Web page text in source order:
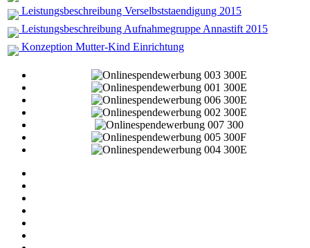
Leistungsbeschreibung Verselbststaendigung 2015
Leistungsbeschreibung Aufnahmegruppe Annastift 2015
Konzeption Mutter-Kind Einrichtung